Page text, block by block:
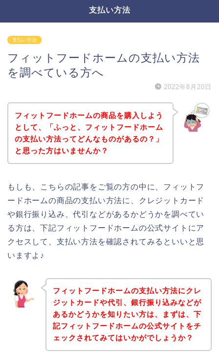
支払い方法
支払い方法
フィットフードホームの支払い方法
を調べている方へ
2022年8月20日
フィットフードホームの商品を購入しよう
として、「ふっと、フィットフードホーム
の支払い方法ってどんなものがあるの？」
と思った方はいませんか？
もしも、こちらの記事をご覧の方の中に、フィットフ
ードホームの商品の支払い方法に、クレジットカード
や銀行振り込み、代引などがあるかどうかを調べてい
る方は、下記フィットフードホームの公式サイトにア
クセスして、支払い方法を確認されてみるといいと思
いますよ♪
フィットフードホームの支払い方法にクレ
ジットカードや代引、銀行振り込みなどが
あるかどうかを知りたい方は、まずは、下
記フィットフードホームの公式サイトをチ
ェックされてみてはいかがでしょうか？